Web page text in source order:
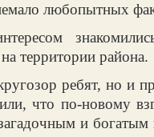
любопытных
территории района.
ребят, но и
что по‑новому
и